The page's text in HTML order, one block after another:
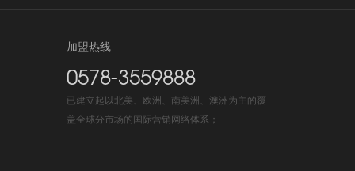
加盟热线
0578-3559888
已建立起以北美、欧洲、南美洲、澳洲为主的覆
盖全球分市场的国际营销网络体系；